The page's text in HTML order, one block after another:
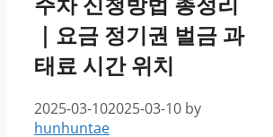
｜요금 정기권 벌금 과
태료 시간 위치
2025-03-102025-03-10 by
hunhuntae